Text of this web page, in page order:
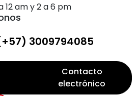
12 am y 2 a 6 pm
3009794085
Contacto
electrónico